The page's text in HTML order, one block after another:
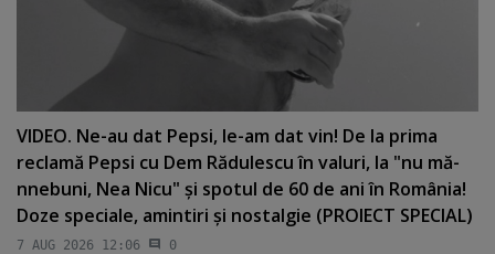
VIDEO. Ne-au dat Pepsi, le-am dat vin! De la prima
reclamă Pepsi cu Dem Rădulescu în valuri, la "nu mă-
nnebuni, Nea Nicu" şi spotul de 60 de ani în România!
Doze speciale, amintiri şi nostalgie (PROIECT SPECIAL)
7 AUG 2026 12:06 0